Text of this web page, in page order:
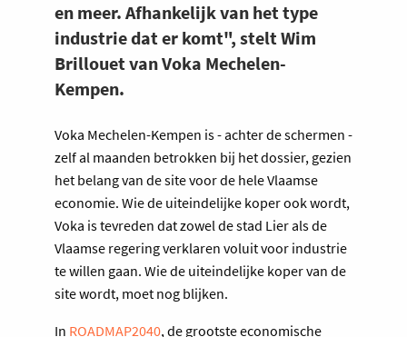
en meer. Afhankelijk van het type
industrie dat er komt", stelt Wim
Brillouet van Voka Mechelen-
Kempen.
Voka Mechelen-Kempen is - achter de schermen -
zelf al maanden betrokken bij het dossier, gezien
het belang van de site voor de hele Vlaamse
economie. Wie de uiteindelijke koper ook wordt,
Voka is tevreden dat zowel de stad Lier als de
Vlaamse regering verklaren voluit voor industrie
te willen gaan. Wie de uiteindelijke koper van de
site wordt, moet nog blijken.
In ROADMAP2040, de grootste economische